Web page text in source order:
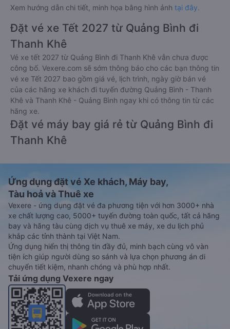
Xem hướng dẫn chi tiết, minh họa bằng hình ảnh tại đây.
Đặt vé xe Tết 2027 từ Quảng Bình đi
Thanh Khê
Vé xe tết 2027 từ Quảng Bình đi Thanh Khê vẫn chưa được
công bố. Vexere.com sẽ sớm thông báo cho các bạn thông tin
vé xe Tết 2027 bao gồm giá vé, lịch trình, ngày giờ bán vé
của các hãng xe khách đi tuyến đường Quảng Bình - Thanh
Khê và Thanh Khê - Quảng Bình ngay khi có thông tin từ các
hãng xe.
Đặt vé máy bay giá rẻ từ Quảng Bình đi
Thanh Khê
Ứng dụng đặt vé Xe khách, Máy bay,
Tàu hoả và Thuê xe
Vexere - ứng dụng đặt vé đa phương tiện với hơn 3000+ nhà
xe chất lượng cao, 5000+ tuyến đường toàn quốc, tất cả hãng
bay và hãng tàu cùng dịch vụ thuê xe máy, xe du lịch phủ
khắp các tỉnh thành tại Việt Nam.
Ứng dụng hiển thị thông tin đầy đủ, minh bạch cùng vô vàn
tiện ích giúp người dùng so sánh và lựa chọn phương án di
chuyển tiết kiệm, nhanh chóng và phù hợp nhất.
Tải ứng dụng Vexere ngay